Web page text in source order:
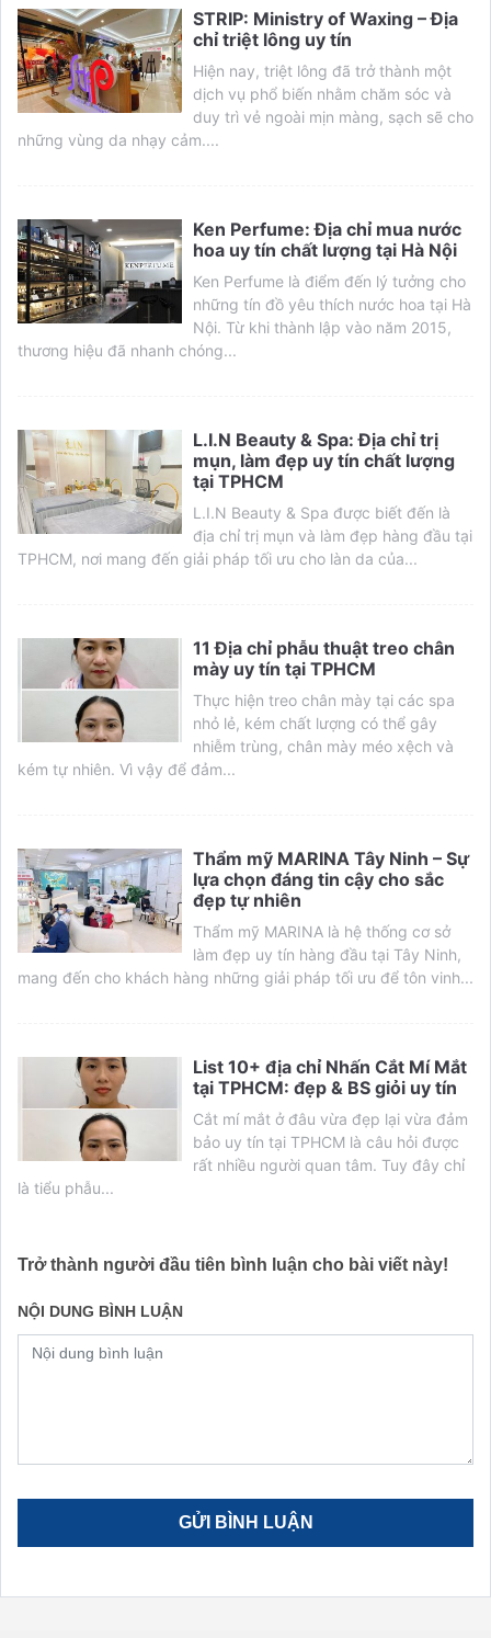
STRIP: Ministry of Waxing – Địa
chỉ triệt lông uy tín
Hiện nay, triệt lông đã trở thành một
dịch vụ phổ biến nhằm chăm sóc và
duy trì vẻ ngoài mịn màng, sạch sẽ cho
những vùng da nhạy cảm....
Ken Perfume: Địa chỉ mua nước
hoa uy tín chất lượng tại Hà Nội
Ken Perfume là điểm đến lý tưởng cho
những tín đồ yêu thích nước hoa tại Hà
Nội. Từ khi thành lập vào năm 2015,
thương hiệu đã nhanh chóng...
L.I.N Beauty & Spa: Địa chỉ trị
mụn, làm đẹp uy tín chất lượng
tại TPHCM
L.I.N Beauty & Spa được biết đến là
địa chỉ trị mụn và làm đẹp hàng đầu tại
TPHCM, nơi mang đến giải pháp tối ưu cho làn da của...
11 Địa chỉ phẫu thuật treo chân
mày uy tín tại TPHCM
Thực hiện treo chân mày tại các spa
nhỏ lẻ, kém chất lượng có thể gây
nhiễm trùng, chân mày méo xệch và
kém tự nhiên. Vì vậy để đảm...
Thẩm mỹ MARINA Tây Ninh – Sự
lựa chọn đáng tin cậy cho sắc
đẹp tự nhiên
Thẩm mỹ MARINA là hệ thống cơ sở
làm đẹp uy tín hàng đầu tại Tây Ninh,
mang đến cho khách hàng những giải pháp tối ưu để tôn vinh...
List 10+ địa chỉ Nhấn Cắt Mí Mắt
tại TPHCM: đẹp & BS giỏi uy tín
Cắt mí mắt ở đâu vừa đẹp lại vừa đảm
bảo uy tín tại TPHCM là câu hỏi được
rất nhiều người quan tâm. Tuy đây chỉ
là tiểu phẫu...
Trở thành người đầu tiên bình luận cho bài viết này!
NỘI DUNG BÌNH LUẬN